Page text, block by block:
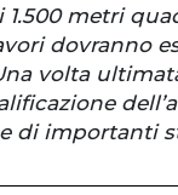
metri
dovranno
volta
di importanti